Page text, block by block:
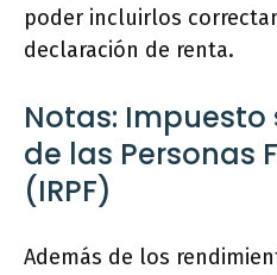
poder incluirlos
declaración de renta.
Notas: Impuesto
de las Personas
(IRPF)
Además de los